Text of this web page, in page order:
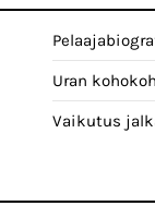
Uran
Vaikutus